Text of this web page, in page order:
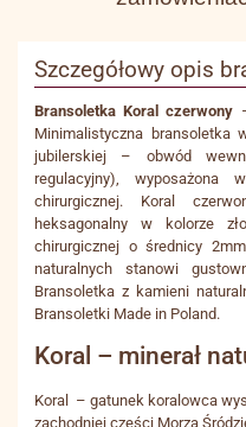
Szczegółowy opis
Bransoletka Koral czerwony
Minimalistyczna bransoletka
jubilerskiej – obwód
regulacyjny), wyposażona
chirurgicznej. Koral
heksagonalny w kolorze
chirurgicznej o średnicy
naturalnych stanowi
Bransoletka z kamieni
Bransoletki Made in Poland.
Koral – minerał
Koral – gatunek koralowca
zachodniej części Morza